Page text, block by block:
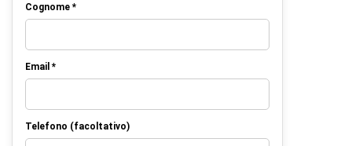
Cognome *
Email *
Telefono (facoltativo)